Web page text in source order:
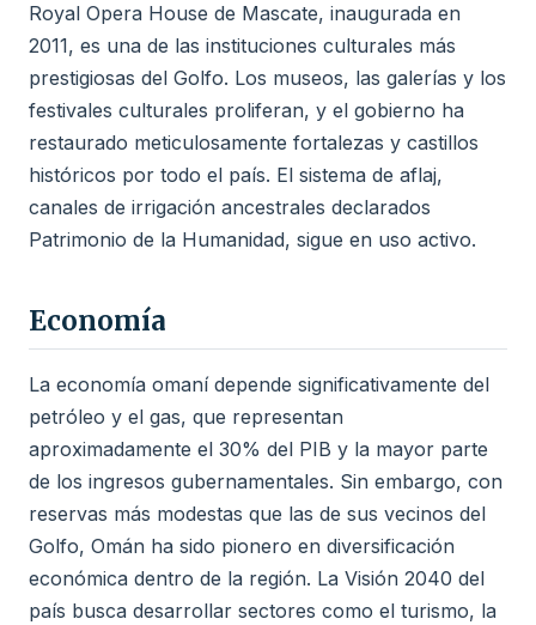
Royal Opera House de Mascate, inaugurada en
2011, es una de las instituciones culturales más
prestigiosas del Golfo. Los museos, las galerías y los
festivales culturales proliferan, y el gobierno ha
restaurado meticulosamente fortalezas y castillos
históricos por todo el país. El sistema de aflaj,
canales de irrigación ancestrales declarados
Patrimonio de la Humanidad, sigue en uso activo.
Economía
La economía omaní depende significativamente del
petróleo y el gas, que representan
aproximadamente el 30% del PIB y la mayor parte
de los ingresos gubernamentales. Sin embargo, con
reservas más modestas que las de sus vecinos del
Golfo, Omán ha sido pionero en diversificación
económica dentro de la región. La Visión 2040 del
país busca desarrollar sectores como el turismo, la